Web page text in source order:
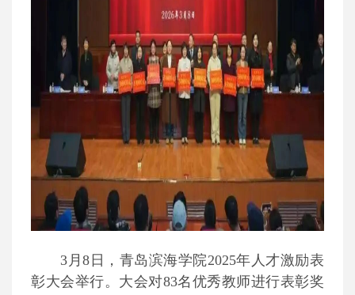
3月8日，青岛滨海学院2025年人才激励表
彰大会举行。大会对83名优秀教师进行表彰奖